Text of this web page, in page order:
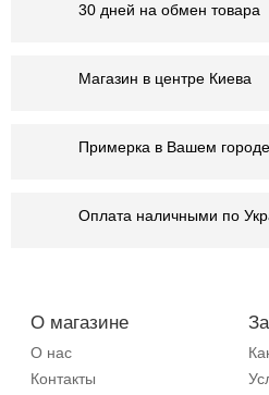
30 дней на обмен товара
Магазин в центре Киева
Примерка в Вашем городе
Оплата наличными по
О магазине
О нас
Контакты